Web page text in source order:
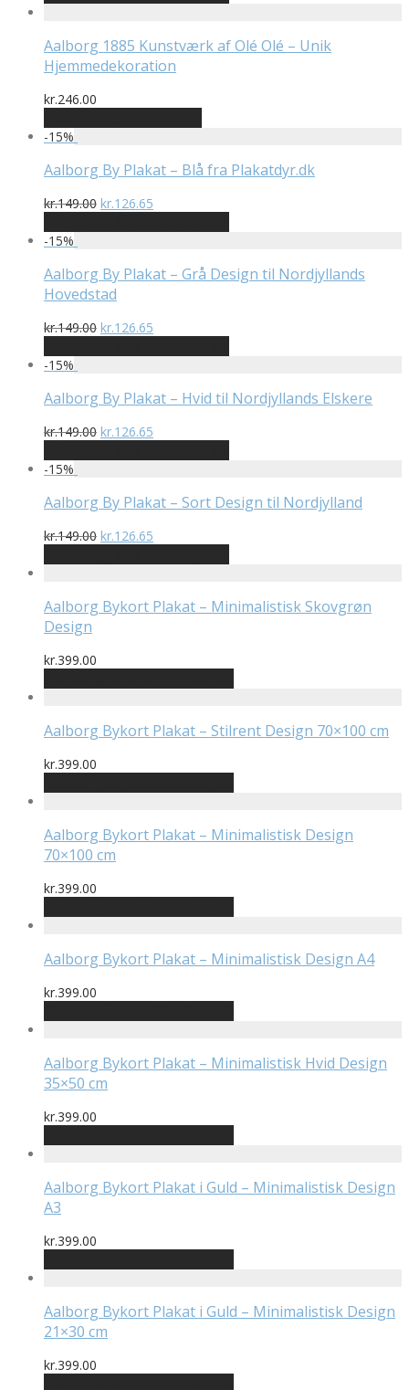
pris
kr.149.00.
pris
kr.126.65.
Aalborg 1885 Kunstværk af Olé Olé – Unik
Hjemmedekoration
kr.246.00
-15%
Aalborg By Plakat – Blå fra Plakatdyr.dk
kr.149.00 Den
pris
kr.149.00.
kr.126.65
pris
kr.126.65.
-15%
Aalborg By Plakat – Grå Design til Nordjyllands
Hovedstad
kr.149.00 Den
pris
kr.149.00.
kr.126.65
pris
kr.126.65.
-15%
Aalborg By Plakat – Hvid til Nordjyllands Elskere
kr.149.00 Den
pris
kr.149.00.
kr.126.65
pris
kr.126.65.
-15%
Aalborg By Plakat – Sort Design til Nordjylland
kr.149.00 Den
pris
kr.149.00.
kr.126.65
pris
kr.126.65.
Aalborg Bykort Plakat – Minimalistisk Skovgrøn
Design
kr.399.00
Aalborg Bykort Plakat – Stilrent Design 70×100 cm
kr.399.00
Aalborg Bykort Plakat – Minimalistisk Design
70×100 cm
kr.399.00
Aalborg Bykort Plakat – Minimalistisk Design A4
kr.399.00
Aalborg Bykort Plakat – Minimalistisk Hvid Design
35×50 cm
kr.399.00
Aalborg Bykort Plakat i Guld – Minimalistisk Design
A3
kr.399.00
Aalborg Bykort Plakat i Guld – Minimalistisk Design
21×30 cm
kr.399.00